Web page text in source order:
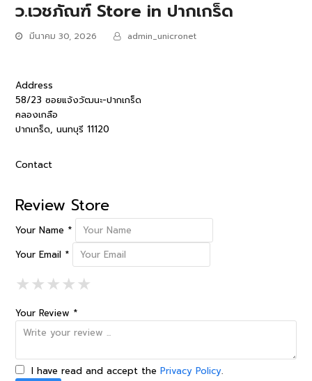
ว.เวชภัณฑ์ Store in ปากเกร็ด
มีนาคม 30, 2026 admin_unicronet
Address
58/23 ซอยแจ้งวัฒนะ-ปากเกร็ด
คลองเกลือ
ปากเกร็ด, นนทบุรี 11120
Contact
Review Store
Your Name *
Your Email *
★1 Star
★★2 Stars
★★★3 Stars
★★★★4 Stars
★★★★★5 Stars
Your Review *
I have read and accept thePrivacy Policy.